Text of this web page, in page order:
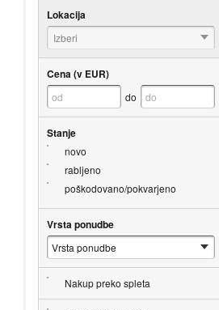
Lokacija
Izberi
Cena (v EUR)
do
Stanje
novo
rabljeno
poškodovano/pokvarjeno
Vrsta ponudbe
Nakup preko spleta